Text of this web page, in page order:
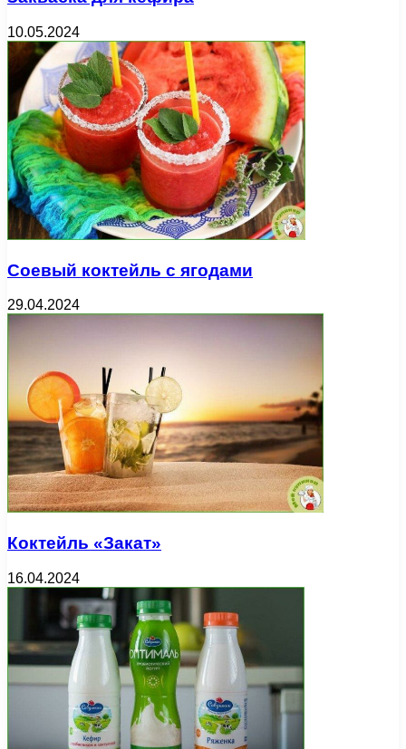
10.05.2024
Соевый коктейль с ягодами
29.04.2024
Коктейль «Закат»
16.04.2024